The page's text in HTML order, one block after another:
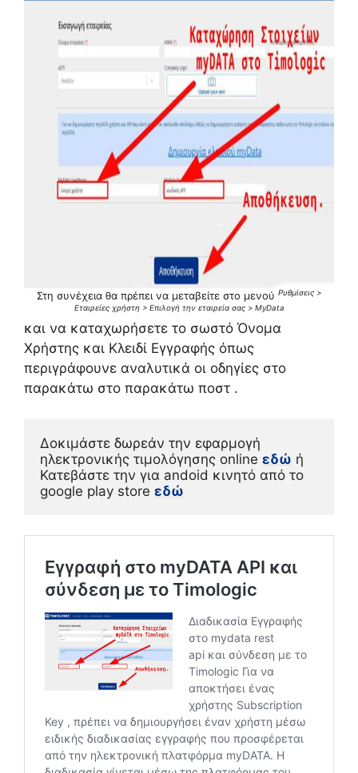
Στη συνέχεια θα πρέπει να μεταβείτε στο μενού Ρυθμίσεις >
Εταιρείες χρήστη > Επιλογή την εταιρεία σας > MyData
και να καταχωρήσετε το σωστό Όνομα
Χρήστης και Κλειδί Εγγραφής όπως
περιγράφουνε αναλυτικά οι οδηγίες στο
παρακάτω στο παρακάτω ποστ .
Δοκιμάστε δωρεάν την εφαρμογή
ηλεκτρονικής τιμολόγησης online εδώ ή
Κατεβάστε την για andoid κινητό από το
google play store εδώ